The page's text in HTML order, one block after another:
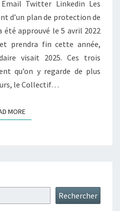
Twitter Linkedin Les
d’un plan de protection de
été approuvé le 5 avril 2022
prendra fin cette année,
visait 2025. Ces trois
qu’on y regarde de plus
le Collectif…
MOREREAD MORE
Rechercher